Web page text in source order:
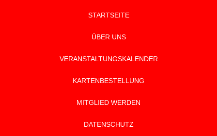
STARTSEITE
ÜBER UNS
VERANSTALTUNGSKALENDER
KARTENBESTELLUNG
MITGLIED WERDEN
DATENSCHUTZ